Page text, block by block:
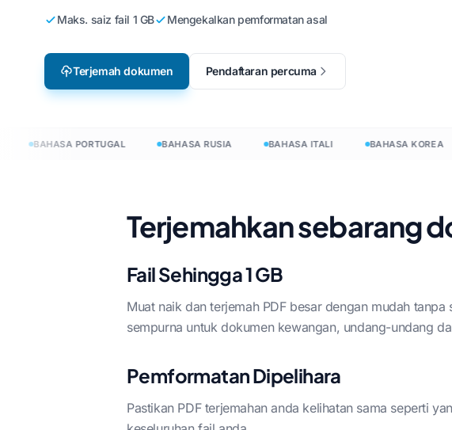
e-Pembelajaran
Terjemah Fail CSV
Penterjemah HTML
.DOCX Word Counter
Inggeris ke Korea
Inggeris ke Arab
Inggeris ke Turki
Inggeris ke Hindi
Itali
Poland
Bahasa Latin
Hmong
Maks. saiz fail 1 GB Mengekalkan pemformatan asal
Terjemah dokumen Pendaftaran percuma
BAHASA PORTUGAL BAHASA RUSIA BAHASA ITALI BAHASA KOREA
Terjemahkan sebarang
Fail Sehingga 1 GB
Muat naik dan terjemah PDF besar dengan mudah
sempurna untuk dokumen kewangan, undang-undang
Pemformatan Dipelihara
Pastikan PDF terjemahan anda kelihatan sama seperti